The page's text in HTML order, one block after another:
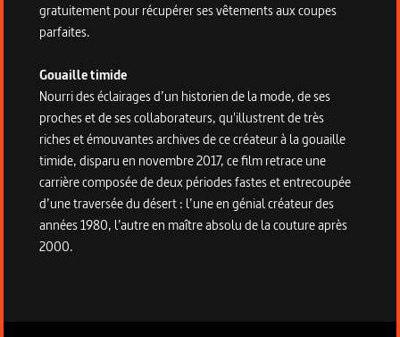
gratuitement pour récupérer ses vêtements aux coupes
parfaites.
Gouaille timide
Nourri des éclairages d’un historien de la mode, de ses
proches et de ses collaborateurs, qu'illustrent de très
riches et émouvantes archives de ce créateur à la gouaille
timide, disparu en novembre 2017, ce film retrace une
carrière composée de deux périodes fastes et entrecoupée
d’une traversée du désert : l’une en génial créateur des
années 1980, l’autre en maître absolu de la couture après
2000.